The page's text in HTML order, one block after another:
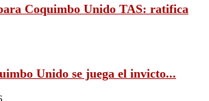
Coquimbo Unido TAS: ratifica
Unido se juega el invicto...